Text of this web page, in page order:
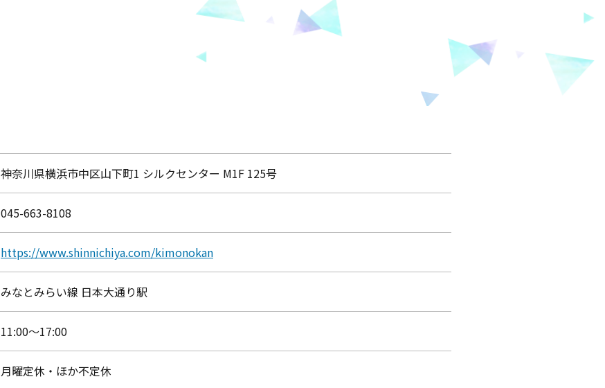
神奈川県横浜市中区山下町1 シルクセンター M1F 125号
045-663-8108
https://www.shinnichiya.com/kimonokan
みなとみらい線 日本大通り駅
11:00～17:00
月曜定休・ほか不定休